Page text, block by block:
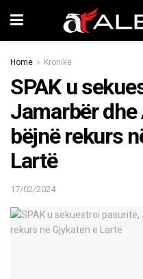
Home Kronikë
SPAK u
Jamarbër
bëjnë rekurs
Lartë
17/02/2024